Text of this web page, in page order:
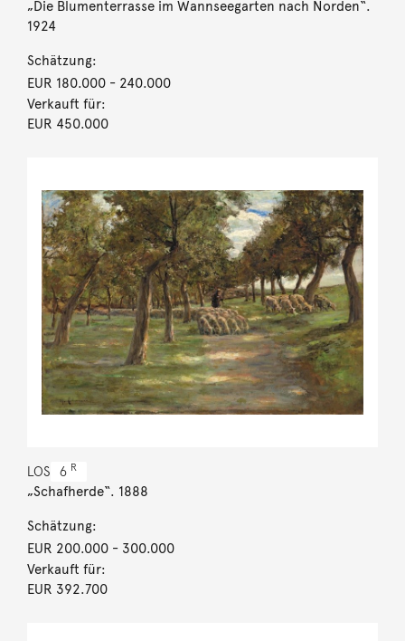
„Die Blumenterrasse im Wannseegarten nach Norden“.
1924
Schätzung:
EUR 180.000- 240.000
Verkauft für:
EUR 450.000
LOS 6 R
„Schafherde“. 1888
Schätzung:
EUR 200.000- 300.000
Verkauft für:
EUR 392.700